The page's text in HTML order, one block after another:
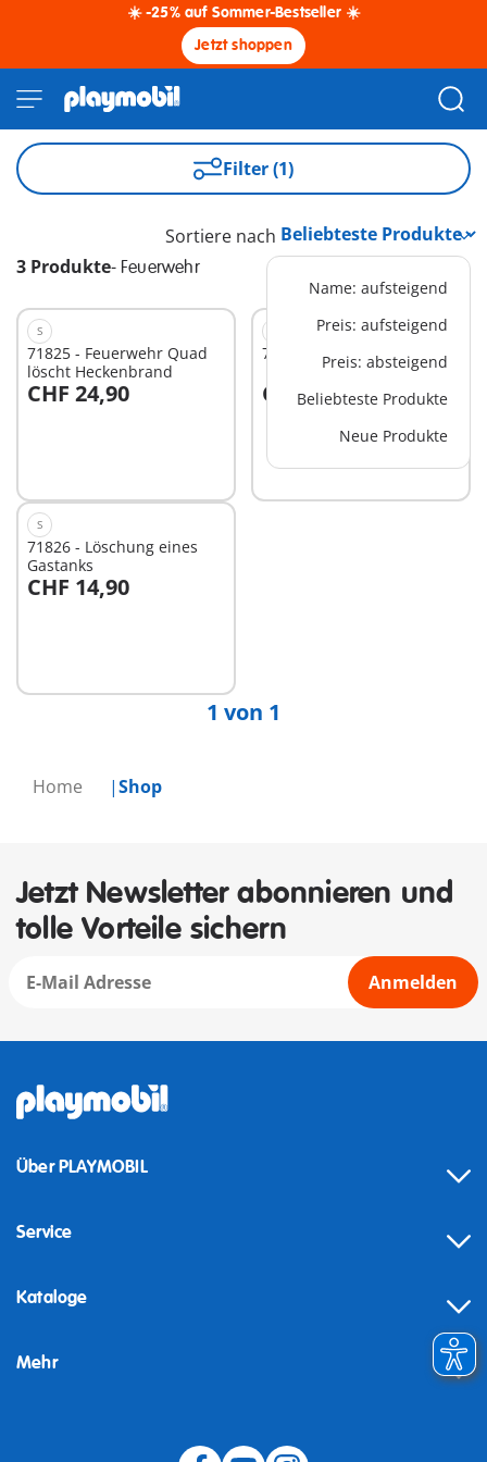
☀️ -25% auf Sommer-Bestseller ☀️
Jetzt shoppen
Home Shop
Filter (1)
3 Produkte- Feuerwehr
Sortiere nach
Name: aufsteigend
Preis: aufsteigend
Preis: absteigend
Beliebteste Produkte
Neue Produkte
S
71825 - Feuerwehr Quad
löscht Heckenbrand
CHF 24,90
In den Warenkorb
71824 - Feuerwehrtruck
CHF 39,90
In den Warenkorb
S
71826 - Löschung eines
Gastanks
CHF 14,90
In den Warenkorb
1 von 1
Jetzt Newsletter abonnieren und
tolle Vorteile sichern
Anmelden
Über PLAYMOBIL
Service
Kataloge
Mehr